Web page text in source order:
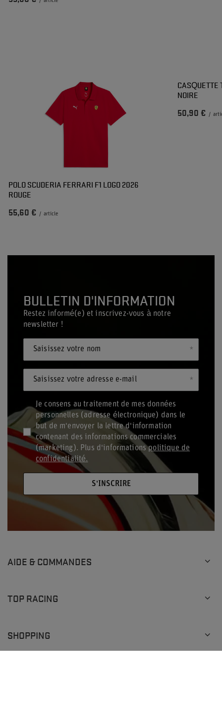
POLO SCUDERIA FERRARI F1 LOGO 2026
ROUGE
55,60 € / article
CASQUETTE
NOIRE
50,90 € /
BULLETIN D'INFORMATION
Restez informé(e) et inscrivez-vous à notre
newsletter !
Saisissez votre nom
Saisissez votre adresse e-mail
Je consens au traitement de mes données
personnelles (adresse électronique) dans le
but de m'envoyer la lettre d'information
contenant des informations commerciales
(marketing). Plus d'informationspolitique de
confidentialité.
S'INSCRIRE
AIDE & COMMANDES
TOP RACING
SHOPPING